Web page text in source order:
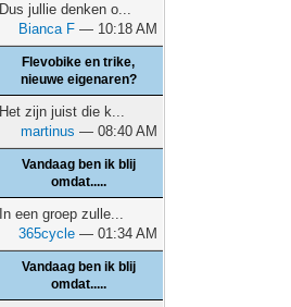
Dus jullie denken o...
Bianca F — 10:18 AM
Flevobike en trike,
nieuwe eigenaren?
Het zijn juist die k...
martinus — 08:40 AM
Vandaag ben ik blij
omdat.....
In een groep zulle...
365cycle — 01:34 AM
Vandaag ben ik blij
omdat.....